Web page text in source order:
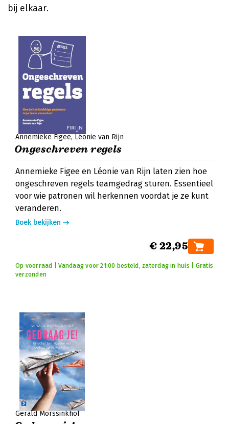
bij elkaar.
Annemieke Figee Léonie van Rijn
Ongeschreven regels
Annemieke Figee en Léonie van Rijn laten zien hoe
ongeschreven regels teamgedrag sturen. Essentieel
voor wie patronen wil herkennen voordat je ze kunt
veranderen.
Boek bekijken
€ 22,95
Op voorraad | Vandaag voor 21:00 besteld, zaterdag in huis | Gratis
verzonden
Gerald Morssinkhof